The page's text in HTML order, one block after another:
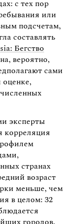
с тех пор
или
подсчетам,
составлять
Бегство
вероятно,
сами
эксперты
корреляция
странах
возраст
меньше, чем
в целом: 32